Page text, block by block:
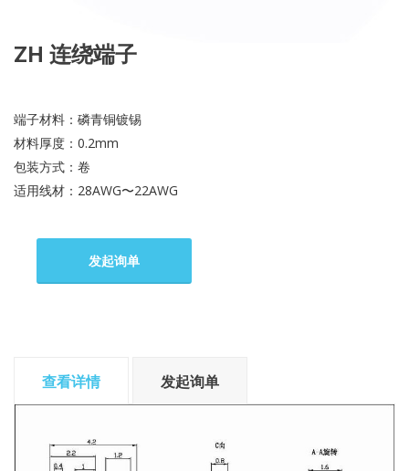
ZH 连绕端子
端子材料：磷青铜镀锡
材料厚度：0.2mm
包装方式：卷
适用线材：28AWG〜22AWG
发起询单
查看详情 发起询单